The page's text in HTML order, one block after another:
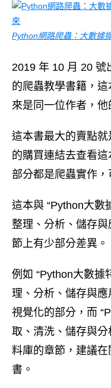
Python網路爬蟲：大數據
2019 年 10 月 20 號
的爬蟲教學書籍，
來是同一位作者，
這本書最大的賣點
的購買連結去查看
部分都是爬蟲實作，
這本與 “Python大數
整理、分析、儲存
節上有少部分差異。
例如 “Python大數據
理、分析、儲存與
視覺化的部分，而
取、清洗、儲存與分
料庫的章節，建議
書。